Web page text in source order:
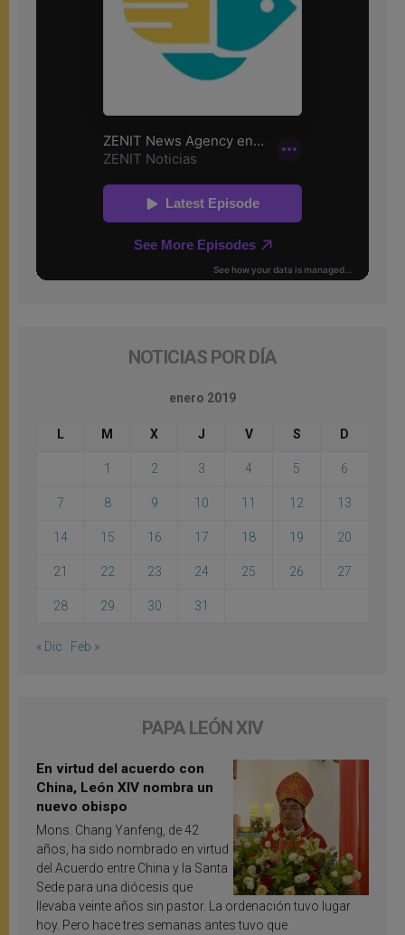
NOTICIAS POR DÍA
enero 2019
L M X J V S D
1 2 3 4 5 6
7 8 9 10 11 12 13
14 15 16 17 18 19 20
21 22 23 24 25 26 27
28 29 30 31
« Dic Feb »
PAPA LEÓN XIV
En virtud del acuerdo con
China, León XIV nombra un
nuevo obispo
Mons. Chang Yanfeng, de 42
años, ha sido nombrado en virtud
del Acuerdo entre China y la Santa
Sede para una diócesis que
llevaba veinte años sin pastor. La ordenación tuvo lugar
hoy. Pero hace tres semanas antes tuvo que